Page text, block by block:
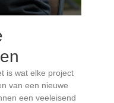
is wat elke project
van een nieuwe
een veeleisend